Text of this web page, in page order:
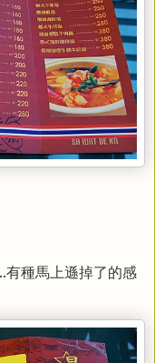
種馬上遜掉了的感